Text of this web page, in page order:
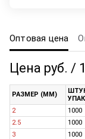
Оптовая цена
Цена руб. /
РАЗМЕР (ММ)
2
1000
2.5
1000
3
1000